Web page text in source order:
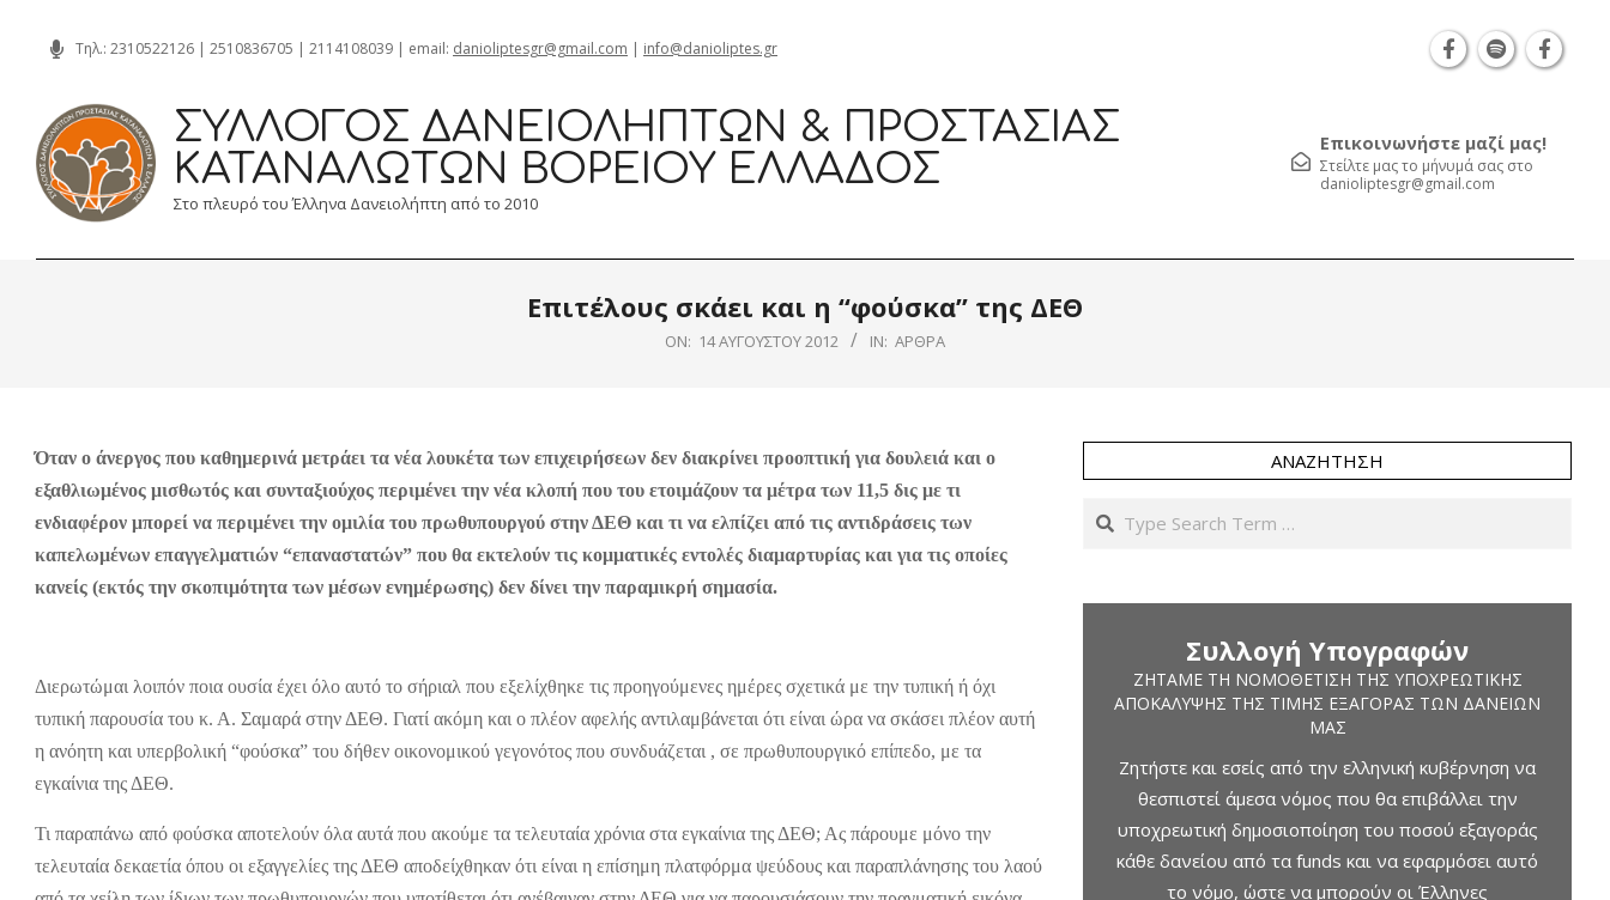
content
Τηλ.: 2310522126 | 2510836705 | 2114108039 | email: danioliptesgr@gmail.com | info@danioliptes.gr
ΣΎΛΛΟΓΟΣ ΔΑΝΕΙΟΛΗΠΤΏΝ & ΠΡΟΣΤΑΣΊΑΣ
ΚΑΤΑΝΑΛΩΤΏΝ ΒΟΡΕΊΟΥ ΕΛΛΆΔΟΣ
Στο πλευρό του Έλληνα Δανειολήπτη από το 2010
Επικοινωνήστε μαζί μας!
Στείλτε μας το μήνυμά σας στο
danioliptesgr@gmail.com
Επιτέλους σκάει και η “φούσκα” της ΔΕΘ
ON: 14 ΑΥΓΟΎΣΤΟΥ 2012 IN: ΆΡΘΡΑ
Όταν ο άνεργος που καθημερινά μετράει τα νέα λουκέτα των επιχειρήσεων δεν διακρίνει προοπτική για δουλειά και ο
εξαθλιωμένος μισθωτός και συνταξιούχος περιμένει την νέα κλοπή που του ετοιμάζουν τα μέτρα των 11,5 δις με τι
ενδιαφέρον μπορεί να περιμένει την ομιλία του πρωθυπουργού στην ΔΕΘ και τι να ελπίζει από τις αντιδράσεις των
καπελωμένων επαγγελματιών “επαναστατών” που θα εκτελούν τις κομματικές εντολές διαμαρτυρίας και για τις οποίες
κανείς (εκτός την σκοπιμότητα των μέσων ενημέρωσης) δεν δίνει την παραμικρή σημασία.
Διερωτώμαι λοιπόν ποια ουσία έχει όλο αυτό το σήριαλ που εξελίχθηκε τις προηγούμενες ημέρες σχετικά με την τυπική ή όχι
τυπική παρουσία του κ. Α. Σαμαρά στην ΔΕΘ. Γιατί ακόμη και ο πλέον αφελής αντιλαμβάνεται ότι είναι ώρα να σκάσει πλέον αυτή
η ανόητη και υπερβολική “φούσκα” του δήθεν οικονομικού γεγονότος που συνδυάζεται , σε πρωθυπουργικό επίπεδο, με τα
εγκαίνια της ΔΕΘ.
Τι παραπάνω από φούσκα αποτελούν όλα αυτά που ακούμε τα τελευταία χρόνια στα εγκαίνια της ΔΕΘ; Ας πάρουμε μόνο την
τελευταία δεκαετία όπου οι εξαγγελίες της ΔΕΘ αποδείχθηκαν ότι είναι η επίσημη πλατφόρμα ψεύδους και παραπλάνησης του λαού
ΑΝΑΖΉΤΗΣΗ
Search
Συλλογή Υπογραφών
ΖΗΤΆΜΕ ΤΗ ΝΟΜΟΘΈΤΙΣΗ ΤΗΣ ΥΠΟΧΡΕΩΤΙΚΉΣ
ΑΠΟΚΆΛΥΨΗΣ ΤΗΣ ΤΙΜΉΣ ΕΞΑΓΟΡΆΣ ΤΩΝ ΔΑΝΕΊΩΝ
ΜΑΣ
Ζητήστε και εσείς από την ελληνική κυβέρνηση να
θεσπιστεί άμεσα νόμος που θα επιβάλλει την
υποχρεωτική δημοσιοποίηση του ποσού εξαγοράς
κάθε δανείου από τα funds και να εφαρμόσει αυτό
το νόμο, ώστε να μπορούν οι Έλληνες